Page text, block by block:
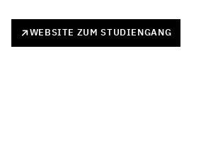
WEBSITE ZUM STUDIENGANG